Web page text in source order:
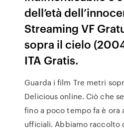
dell’età
Streaming VF
sopra il cielo
ITA Gratis.
Guarda i film Tre metri
Delicious online. Ciò che
fino a poco tempo fa è ora
ufficiali. Abbiamo raccolto